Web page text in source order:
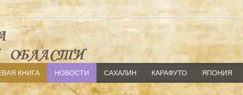
КНИГА НОВОСТИ САХАЛИН КАРАФУТО ЯПОНИЯ